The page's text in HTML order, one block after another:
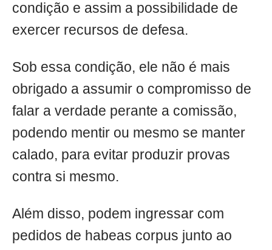
condição e assim a possibilidade de
exercer recursos de defesa.
Sob essa condição, ele não é mais
obrigado a assumir o compromisso de
falar a verdade perante a comissão,
podendo mentir ou mesmo se manter
calado, para evitar produzir provas
contra si mesmo.
Além disso, podem ingressar com
pedidos de habeas corpus junto ao